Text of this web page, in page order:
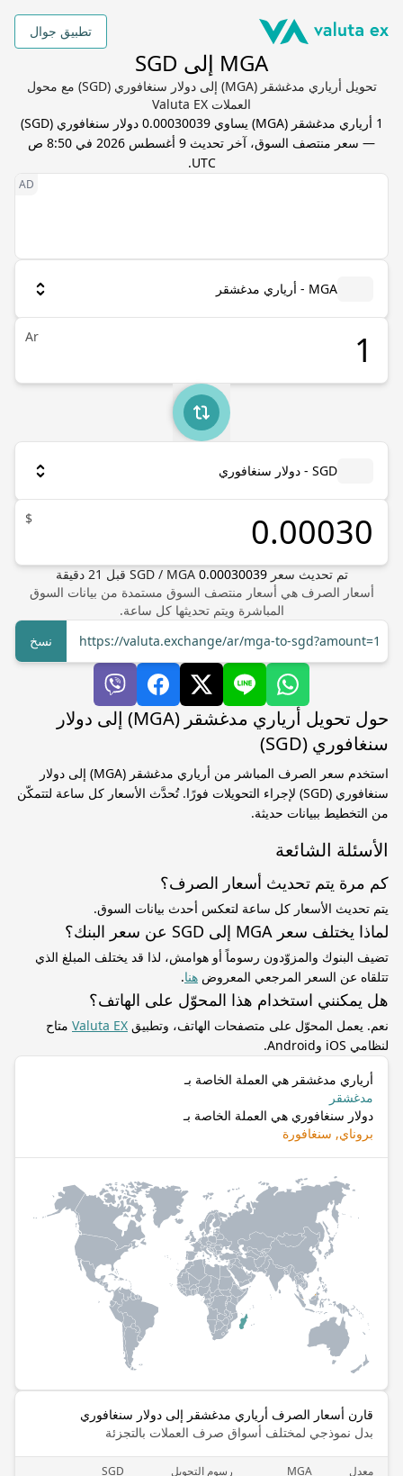
تطبيق جوال
MGA إلى SGD
تحويل أرياري مدغشقر (MGA) إلى دولار سنغافوري (SGD) مع محول
العملات Valuta EX
1 أرياري مدغشقر (
MGA) يساوي0.00030039 دولار سنغافوري (
SGD
)
— سعر منتصف السوق، آخر تحديث
9 أغسطس 2026 في 8:50 ص
UTC
.
MGA - أرياري مدغشقر
Ar
SGD - دولار سنغافوري
$
تم تحديث سعر SGD/ MGA 0.00030039 قبل 21 دقيقة
أسعار الصرف هي أسعار منتصف السوق مستمدة من بيانات السوق
المباشرة ويتم تحديثها كل ساعة.
https://valuta.exchange/ar/mga-to-sgd?amount=1
نسخ
حول تحويل أرياري مدغشقر (MGA) إلى دولار
سنغافوري (SGD)
استخدم سعر الصرف المباشر من أرياري مدغشقر (MGA) إلى دولار
سنغافوري (SGD) لإجراء التحويلات فورًا. تُحدَّث الأسعار كل ساعة لتتمكّن
من التخطيط ببيانات حديثة.
الأسئلة الشائعة
كم مرة يتم تحديث أسعار الصرف؟
يتم تحديث الأسعار كل ساعة لتعكس أحدث بيانات السوق.
لماذا يختلف سعر MGA إلى SGD عن سعر البنك؟
تضيف البنوك والمزوّدون رسوماً أو هوامش، لذا قد يختلف المبلغ الذي
تتلقاه عن السعر المرجعي المعروض هنا.
هل يمكنني استخدام هذا المحوّل على الهاتف؟
نعم. يعمل المحوّل على متصفحات الهاتف، وتطبيق Valuta EX متاح
لنظامي iOS وAndroid.
أرياري مدغشقر هي العملة الخاصة بـ
مدغشقر
دولار سنغافوري هي العملة الخاصة بـ
بروناي, سنغافورة
قارن أسعار الصرف أرياري مدغشقر إلى دولار سنغافوري
بدل نموذجي لمختلف أسواق صرف العملات بالتجزئة
معدل MGA رسوم التحويل SGD